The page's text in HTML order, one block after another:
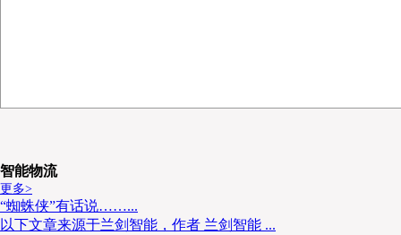
智能物流
更多>
“蜘蛛侠”有话说……...
以下文章来源于兰剑智能，作者 兰剑智能 ...